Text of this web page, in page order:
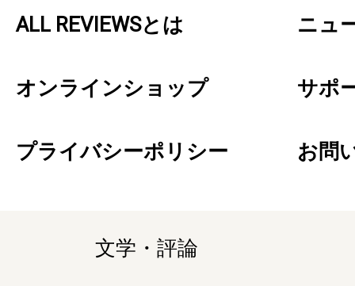
ALL REVIEWSとは ニュ
オンラインショップ サポ
プライバシーポリシー お問
文学・評論